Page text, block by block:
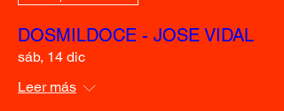
DOSMILDOCE - JOSE VIDAL
sáb, 14 dic
Leer más